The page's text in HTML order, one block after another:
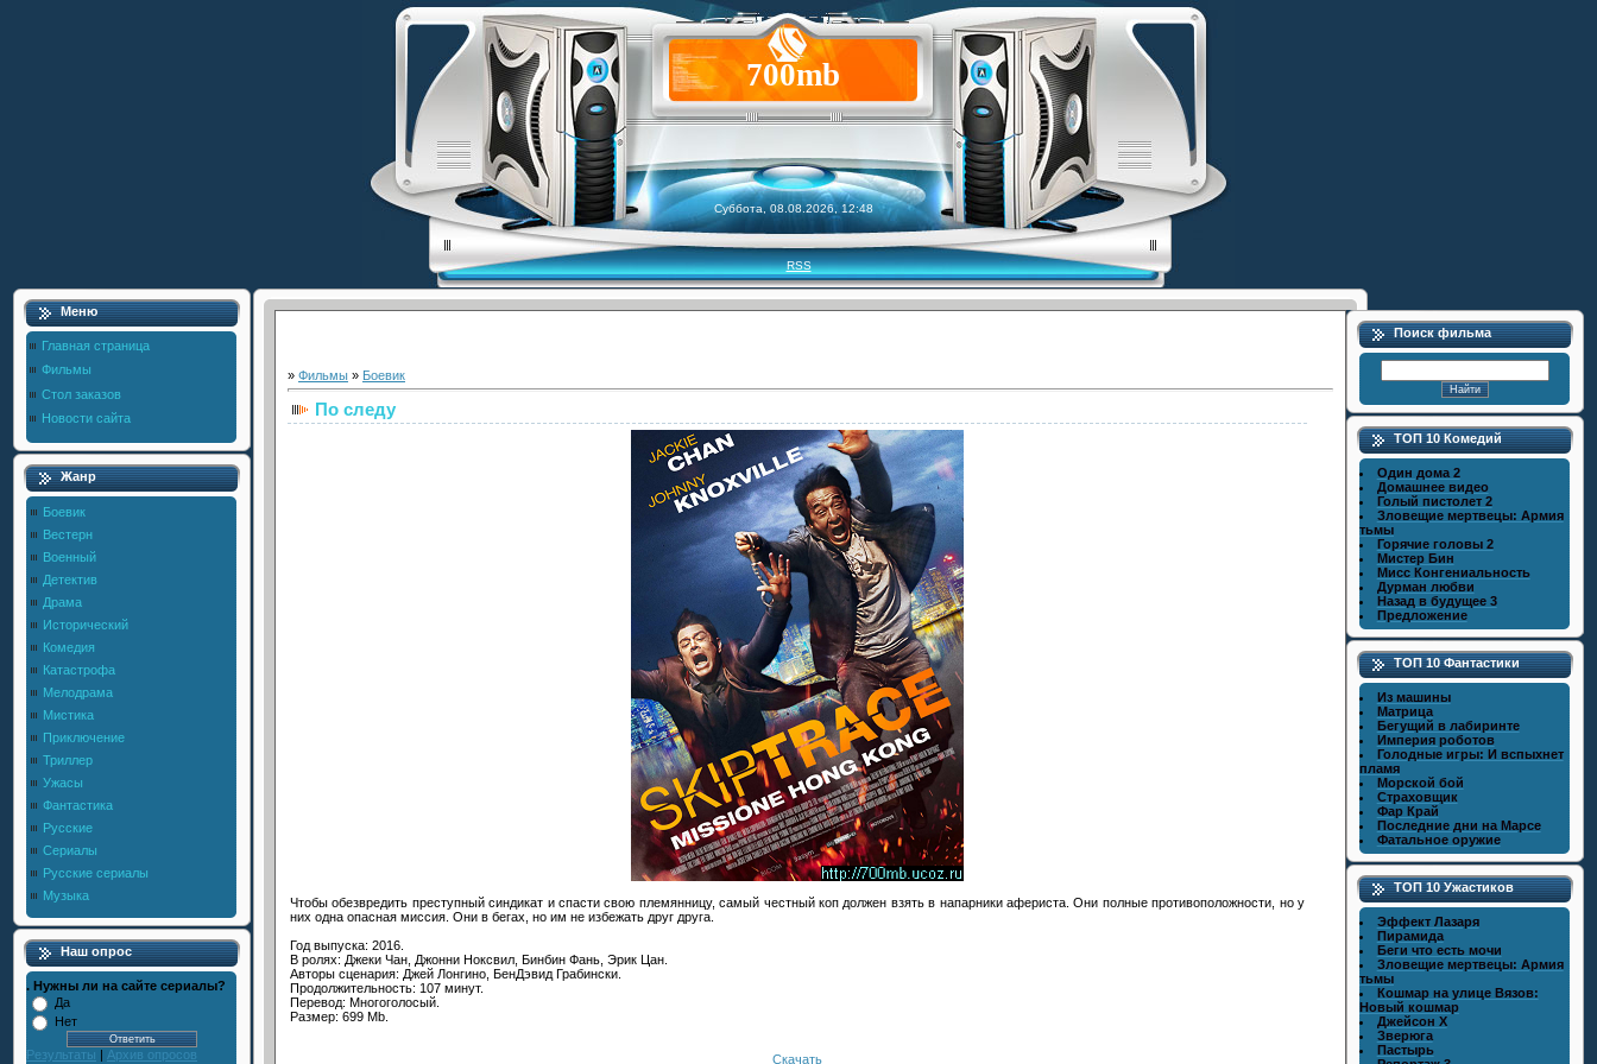
700mb
Суббота, 08.08.2026, 12:48
RSS
Меню
Главная страница
Фильмы
Стол заказов
Новости сайта
Жанр
Боевик
Вестерн
Военный
Детектив
Драма
Исторический
Комедия
Катастрофа
Мелодрама
Мистика
Приключение
Триллер
Ужасы
Фантастика
Русские
Сериалы
Русские сериалы
Музыка
Наш опрос
. Нужны ли на сайте сериалы?
Да
Нет
Результаты | Архив опросов
» Фильмы » Боевик
По следу
Чтобы обезвредить преступный синдикат и спасти свою племянницу, самый честный коп должен взять в напарники афериста. Они полные противоположности, но у
них одна опасная миссия. Они в бегах, но им не избежать друг друга.
Год выпуска: 2016.
В ролях: Джеки Чан, Джонни Ноксвил, Бинбин Фань, Эрик Цан.
Авторы сценария: Джей Лонгино, БенДэвид Грабински.
Продолжительность: 107 минут.
Перевод: Многоголосый.
Размер: 699 Mb.
Скачать
Поиск фильма
ТОП 10 Комедий
Один дома 2
Домашнее видео
Голый пистолет 2
Зловещие мертвецы: Армия
тьмы
Горячие головы 2
Мистер Бин
Мисс Конгениальность
Дурман любви
Назад в будущее 3
Предложение
ТОП 10 Фантастики
Из машины
Матрица
Бегущий в лабиринте
Империя роботов
Голодные игры: И вспыхнет
пламя
Морской бой
Страховщик
Фар Край
Последние дни на Марсе
Фатальное оружие
ТОП 10 Ужастиков
Эффект Лазаря
Пирамида
Беги что есть мочи
Зловещие мертвецы: Армия
тьмы
Кошмар на улице Вязов:
Новый кошмар
Джейсон X
Зверюга
Пастырь